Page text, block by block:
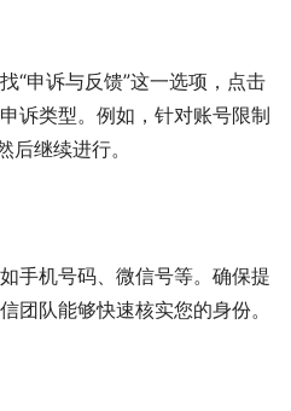
“申诉与反馈”这一选项，点击
诉类型。例如，针对账号限制
后继续进行。
手机号码、微信号等。确保提
团队能够快速核实您的身份。